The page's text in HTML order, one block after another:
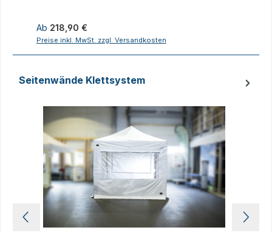
Regulärer Preis:
Ab 218,90 €
Preise inkl. MwSt. zzgl. Versandkosten
Seitenwände Klettsystem